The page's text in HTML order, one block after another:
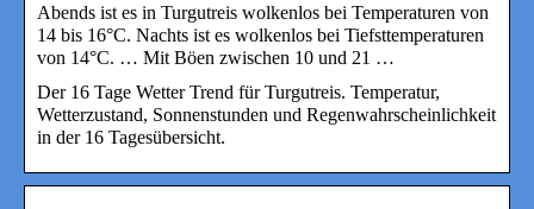
Abends ist es in Turgutreis wolkenlos bei Temperaturen von
14 bis 16°C. Nachts ist es wolkenlos bei Tiefsttemperaturen
von 14°C. … Mit Böen zwischen 10 und 21 …
Der 16 Tage Wetter Trend für Turgutreis. Temperatur,
Wetterzustand, Sonnenstunden und Regenwahrscheinlichkeit
in der 16 Tagesübersicht.